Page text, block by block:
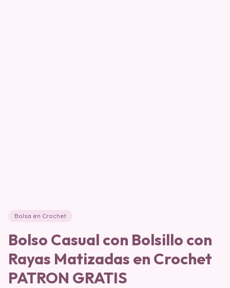
Bolsa en Crochet
Bolso Casual con Bolsillo con
Rayas Matizadas en Crochet
PATRON GRATIS